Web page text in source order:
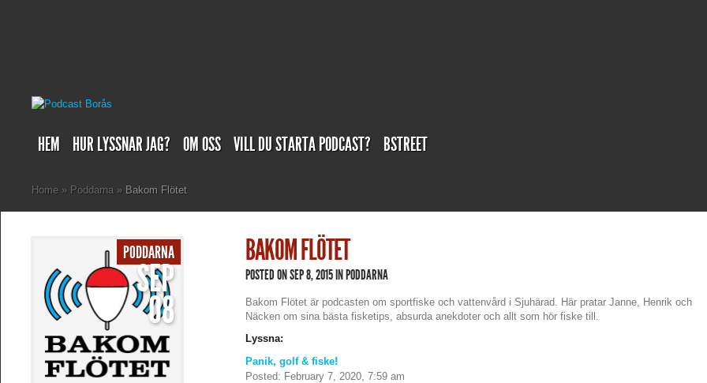
HEM HUR LYSSNAR JAG? OM OSS VILL DU STARTA PODCAST? BSTREET
Home » Poddarna » Bakom Flötet
PODDARNA
SEP
08
BAKOM FLÖTET
POSTED ON SEP 8, 2015 INPODDARNA
Bakom Flötet är podcasten om sportfiske och vattenvård i Sjuhärad. Här pratar Janne, Henrik och
Näcken om sina bästa fisketips, absurda anekdoter och allt som hör fiske till.
Lyssna:
Panik, golf & fiske!
Posted: February 7, 2020, 7:59 am